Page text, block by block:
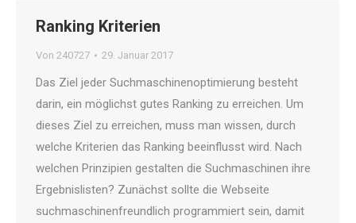
Ranking Kriterien
Von 240727 29. Januar 2017
Das Ziel jeder Suchmaschinenoptimierung besteht
darin, ein möglichst gutes Ranking zu erreichen. Um
dieses Ziel zu erreichen, muss man wissen, durch
welche Kriterien das Ranking beeinflusst wird. Nach
welchen Prinzipien gestalten die Suchmaschinen ihre
Ergebnislisten? Zunächst sollte die Webseite
suchmaschinenfreundlich programmiert sein, damit